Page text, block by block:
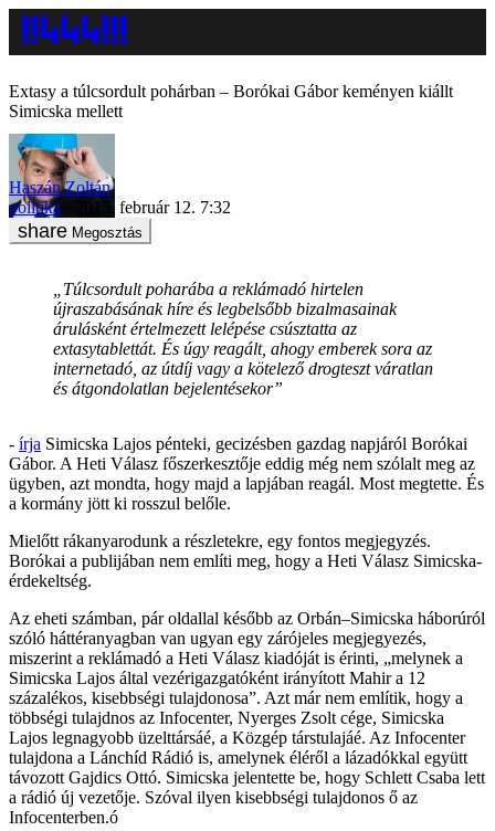
Extasy a túlcsordult pohárban – Borókai Gábor keményen kiállt
Simicska mellett
Haszán Zoltán
politika
2015. február 12. 7:32
Megosztás
„Túlcsordult poharába a reklámadó hirtelen
újraszabásának híre és legbelsőbb bizalmasainak
árulásként értelmezett lelépése csúsztatta az
extasytablettát. És úgy reagált, ahogy emberek sora az
internetadó, az útdíj vagy a kötelező drogteszt váratlan
és átgondolatlan bejelentésekor”
- írja Simicska Lajos pénteki, gecizésben gazdag napjáról Borókai
Gábor. A Heti Válasz főszerkesztője eddig még nem szólalt meg az
ügyben, azt mondta, hogy majd a lapjában reagál. Most megtette. És
a kormány jött ki rosszul belőle.
Mielőtt rákanyarodunk a részletekre, egy fontos megjegyzés.
Borókai a publijában nem említi meg, hogy a Heti Válasz Simicska-
érdekeltség.
Az eheti számban, pár oldallal később az Orbán–Simicska háborúról
szóló háttéranyagban van ugyan egy zárójeles megjegyezés,
miszerint a reklámadó a Heti Válasz kiadóját is érinti, „melynek a
Simicska Lajos által vezérigazgatóként irányított Mahir a 12
százalékos, kisebbségi tulajdonosa”. Azt már nem említik, hogy a
többségi tulajdnos az Infocenter, Nyerges Zsolt cége, Simicska
Lajos legnagyobb üzelttársáé, a Közgép társtulajáé. Az Infocenter
tulajdona a Lánchíd Rádió is, amelynek éléről a lázadókkal együtt
távozott Gajdics Ottó. Simicska jelentette be, hogy Schlett Csaba lett
a rádió új vezetője. Szóval ilyen kisebbségi tulajdonos ő az
Infocenterben.ó